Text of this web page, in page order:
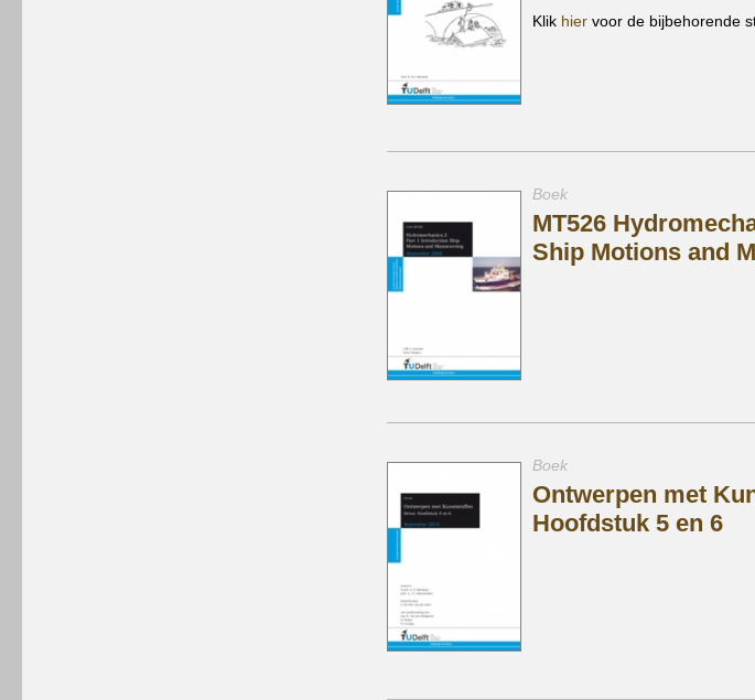
Klik hier voor de bijbehorende
Boek
MT526
Ship Motions and
Boek
Ontwerpen met
Hoofdstuk 5 en 6